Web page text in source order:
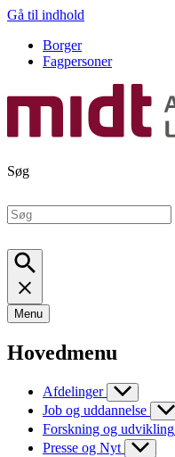
Gå til indhold
Borger
Fagpersoner
Søg
Menu
Hovedmenu
Afdelinger
Job og uddannelse
Forskning og udvikling
Presse og Nyt